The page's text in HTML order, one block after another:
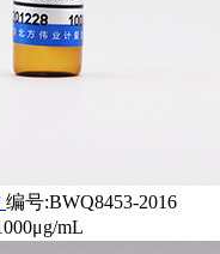
编号:BWQ8453-2016
mL